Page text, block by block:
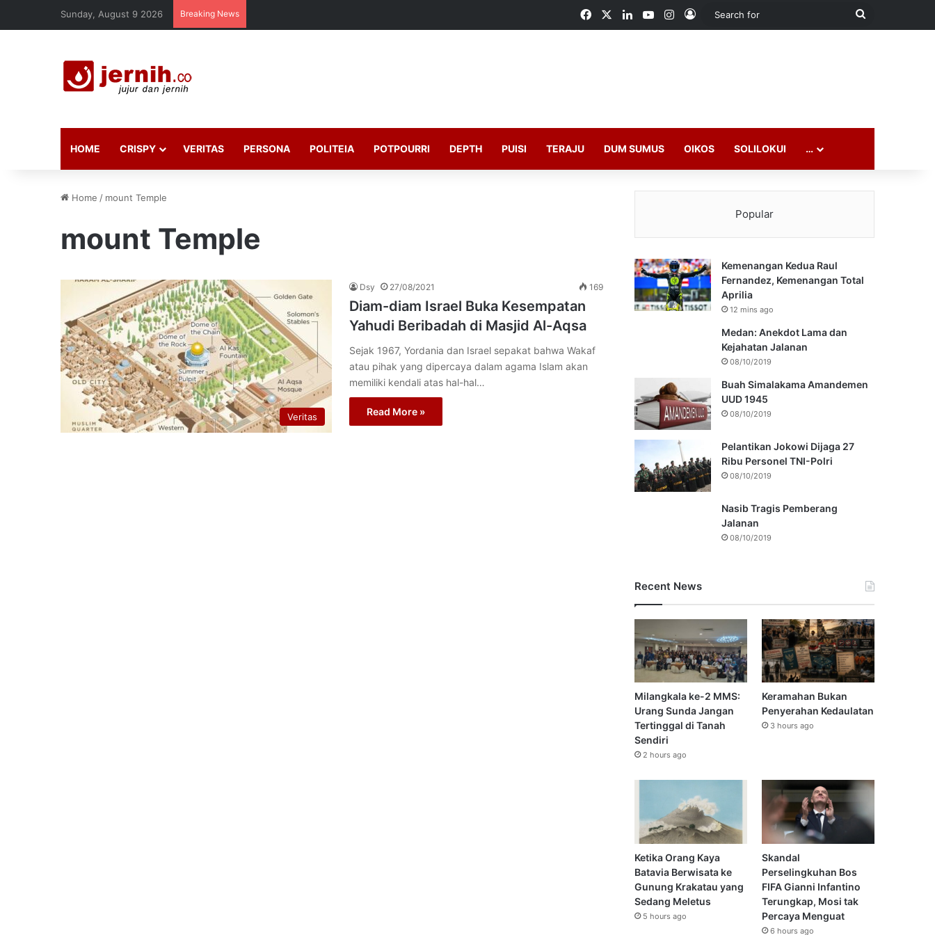
Sunday, August 9 2026 Breaking News FacebookLinkedInYouTubeInstagram
Log In
Search
HOME CRISPY VERITAS PERSONA POLITEIA POTPOURRI DEPTH PUISI TERAJU DUM SUMUS OIKOS SOLILOKUI …
Home / mount Temple
mount Temple
Veritas
Dsy 27/08/2021 169
Diam-diam Israel Buka Kesempatan
Yahudi Beribadah di Masjid Al-Aqsa
Sejak 1967, Yordania dan Israel sepakat bahwa Wakaf
atau pihak yang dipercaya dalam agama Islam akan
memiliki kendali atas hal-hal…
Read More »
Popular
Kemenangan Kedua Raul
Fernandez, Kemenangan Total
Aprilia
12 mins ago
Medan: Anekdot Lama dan
Kejahatan Jalanan
08/10/2019
Buah Simalakama Amandemen
UUD 1945
08/10/2019
Pelantikan Jokowi Dijaga 27
Ribu Personel TNI-Polri
08/10/2019
Nasib Tragis Pemberang
Jalanan
08/10/2019
Recent News
Milangkala ke-2 MMS:
Urang Sunda Jangan
Tertinggal di Tanah
Sendiri
2 hours ago
Keramahan Bukan
Penyerahan Kedaulatan
3 hours ago
Ketika Orang Kaya
Batavia Berwisata ke
Gunung Krakatau yang
Sedang Meletus
5 hours ago
Skandal
Perselingkuhan Bos
FIFA Gianni Infantino
Terungkap, Mosi tak
Percaya Menguat
6 hours ago